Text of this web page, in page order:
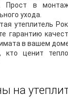
Прост в
ухода.
утеплитель
гарантию
в вашем
кто ценит
на